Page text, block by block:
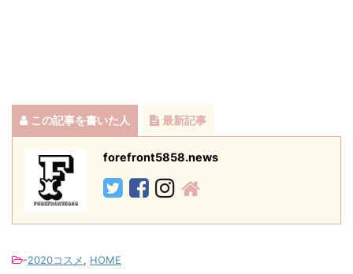
この記事を書いた人 最新記事
forefront5858.news
-2020コスメ, HOME